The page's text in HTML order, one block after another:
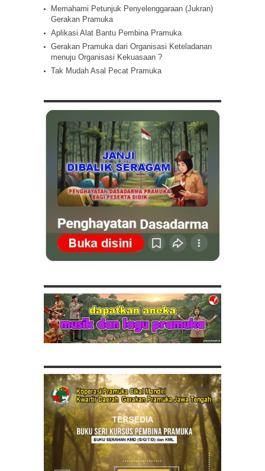
Memahami Petunjuk Penyelenggaraan (Jukran)
Gerakan Pramuka
Aplikasi Alat Bantu Pembina Pramuka
Gerakan Pramuka dari Organisasi Keteladanan
menuju Organisasi Kekuasaan ?
Tak Mudah Asal Pecat Pramuka